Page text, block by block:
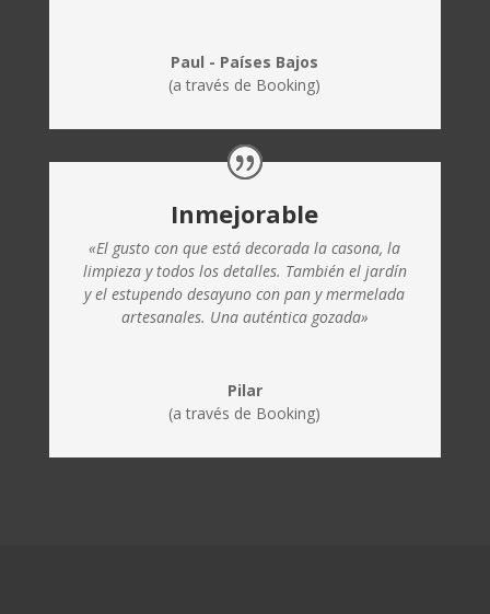
Paul - Países Bajos
(a través de Booking)
Inmejorable
«El gusto con que está decorada la casona, la
limpieza y todos los detalles. También el jardín
y el estupendo desayuno con pan y mermelada
artesanales. Una auténtica gozada»
Pilar
(a través de Booking)